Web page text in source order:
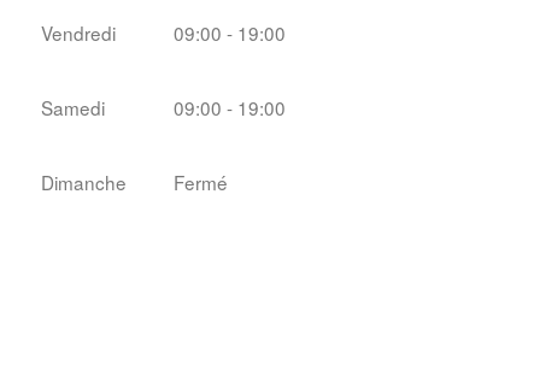
Vendredi 09:00 - 19:00
Samedi 09:00 - 19:00
Dimanche Fermé